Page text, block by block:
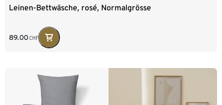
Leinen-Bettwäsche, rosé, Normalgrösse
89.00CHF